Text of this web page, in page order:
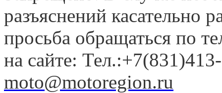
разъяснений
просьба обращаться по
на сайте:
moto@motoregion.ru